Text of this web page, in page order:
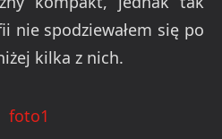
nie spodziewałem się po
kilka z nich.